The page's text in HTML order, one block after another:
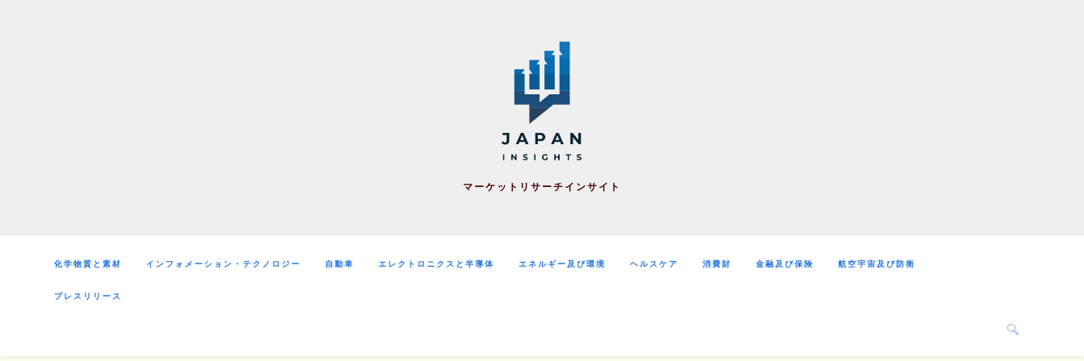
マーケットリサーチインサイト
化学物質と素材 インフォメーション・テクノロジー 自動車 エレクトロニクスと半導体 エネルギー及び環境 ヘルスケア 消費財 金融及び保険 航空宇宙及び防衛
プレスリリース